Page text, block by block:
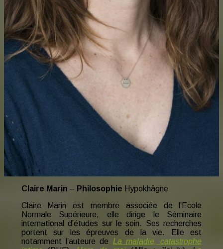
Claire Marin – Philosophie Hypokhâgne
Claire Marin est membre associée de l’Ecole
Normale Supérieure, elle dirige le Séminaire
international d’études sur le soin. Ses recherches
portent sur les épreuves de la vie. Elle est
notamment l’auteure de
La maladie, catastrophe